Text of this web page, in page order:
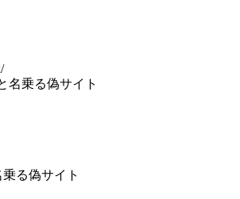
名乗る偽サイト
る偽サイト